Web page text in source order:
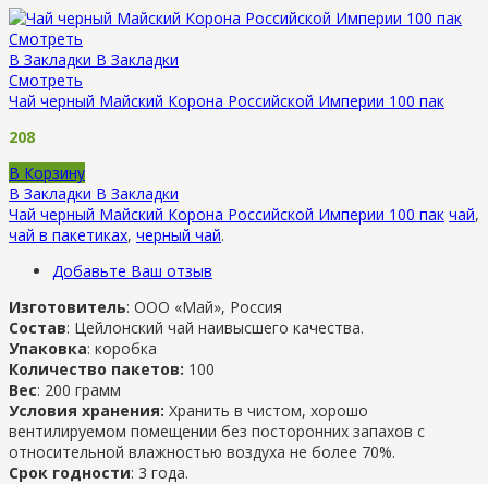
Смотреть
В Закладки В Закладки
Смотреть
Чай черный Майский Корона Российской Империи 100 пак
208
В Корзину
В Закладки В Закладки
Чай черный Майский Корона Российской Империи 100 пак чай,
чай в пакетиках, черный чай.
Добавьте Ваш отзыв
Изготовитель: ООО «Май», Россия
Состав: Цейлонский чай наивысшего качества.
Упаковка: коробка
Количество пакетов: 100
Вес: 200 грамм
Условия хранения: Хранить в чистом, хорошо
вентилируемом помещении без посторонних запахов с
относительной влажностью воздуха не более 70%.
Срок годности: 3 года.